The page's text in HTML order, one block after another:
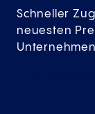
Schneller
neuesten